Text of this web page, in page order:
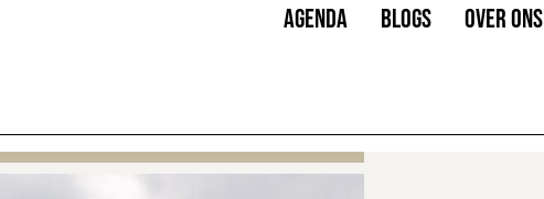
AGENDA BLOGS OVER ONS